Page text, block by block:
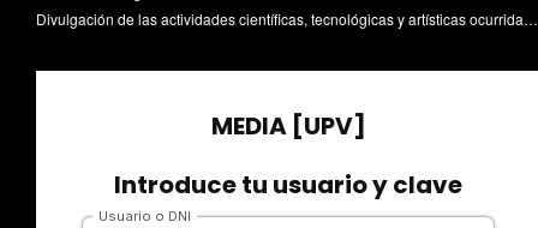
Divulgación de las actividades científicas, tecnológicas y artísticas ocurridas en los tres campus de la UPV